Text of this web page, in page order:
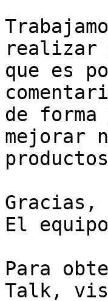
realizar
que es
de forma
mejorar
Gracias,
El
Para